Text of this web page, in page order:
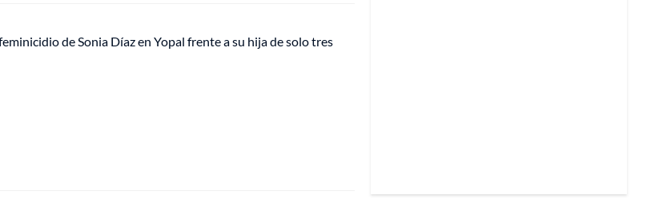
de Sonia Díaz en Yopal frente a su hija de solo tres